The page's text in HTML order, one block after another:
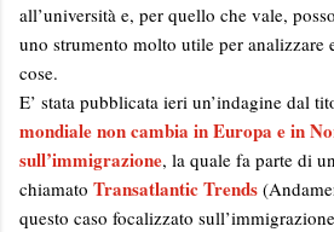
all’università e, per quello che vale,
uno strumento molto utile per analizzare
cose.
E’ stata pubblicata ieri un’indagine dal
mondiale non cambia in Europa e in
sull’immigrazione, la quale fa parte di
chiamato Transatlantic Trends
questo caso focalizzato